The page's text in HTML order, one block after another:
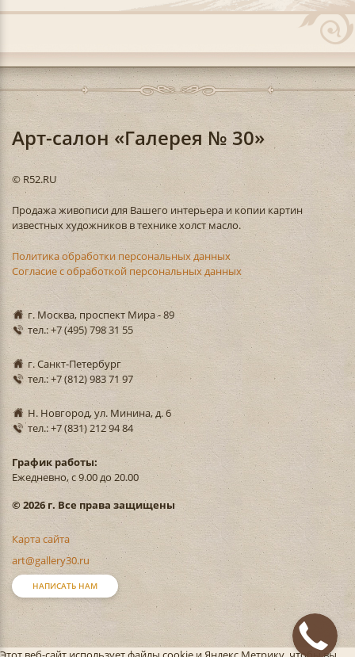
Арт-салон «Галерея № 30»
© R52.RU
Продажа живописи для Вашего интерьера и копии картин
известных художников в технике холст масло.
Политика обработки персональных данных
Согласие с обработкой персональных данных
г. Москва, проспект Мира - 89
тел.: +7 (495) 798 31 55
г. Санкт-Петербург
тел.: +7 (812) 983 71 97
Н. Новгород, ул. Минина, д. 6
тел.: +7 (831) 212 94 84
График работы:
Ежедневно, с 9.00 до 20.00
© 2026 г. Все права защищены
Карта сайта
art@gallery30.ru
НАПИСАТЬ НАМ